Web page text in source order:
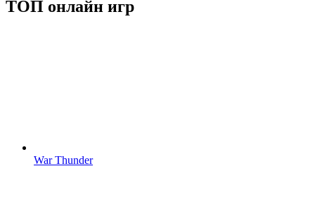
ТОП онлайн игр
War Thunder